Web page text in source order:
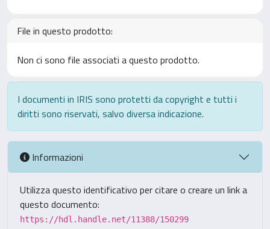
File in questo prodotto:
Non ci sono file associati a questo prodotto.
I documenti in IRIS sono protetti da copyright e tutti i
diritti sono riservati, salvo diversa indicazione.
Informazioni
Utilizza questo identificativo per citare o creare un link a
questo documento:
https://hdl.handle.net/11388/150299